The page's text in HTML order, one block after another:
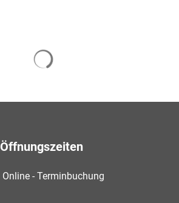
Öffnungszeiten
Online - Terminbuchung